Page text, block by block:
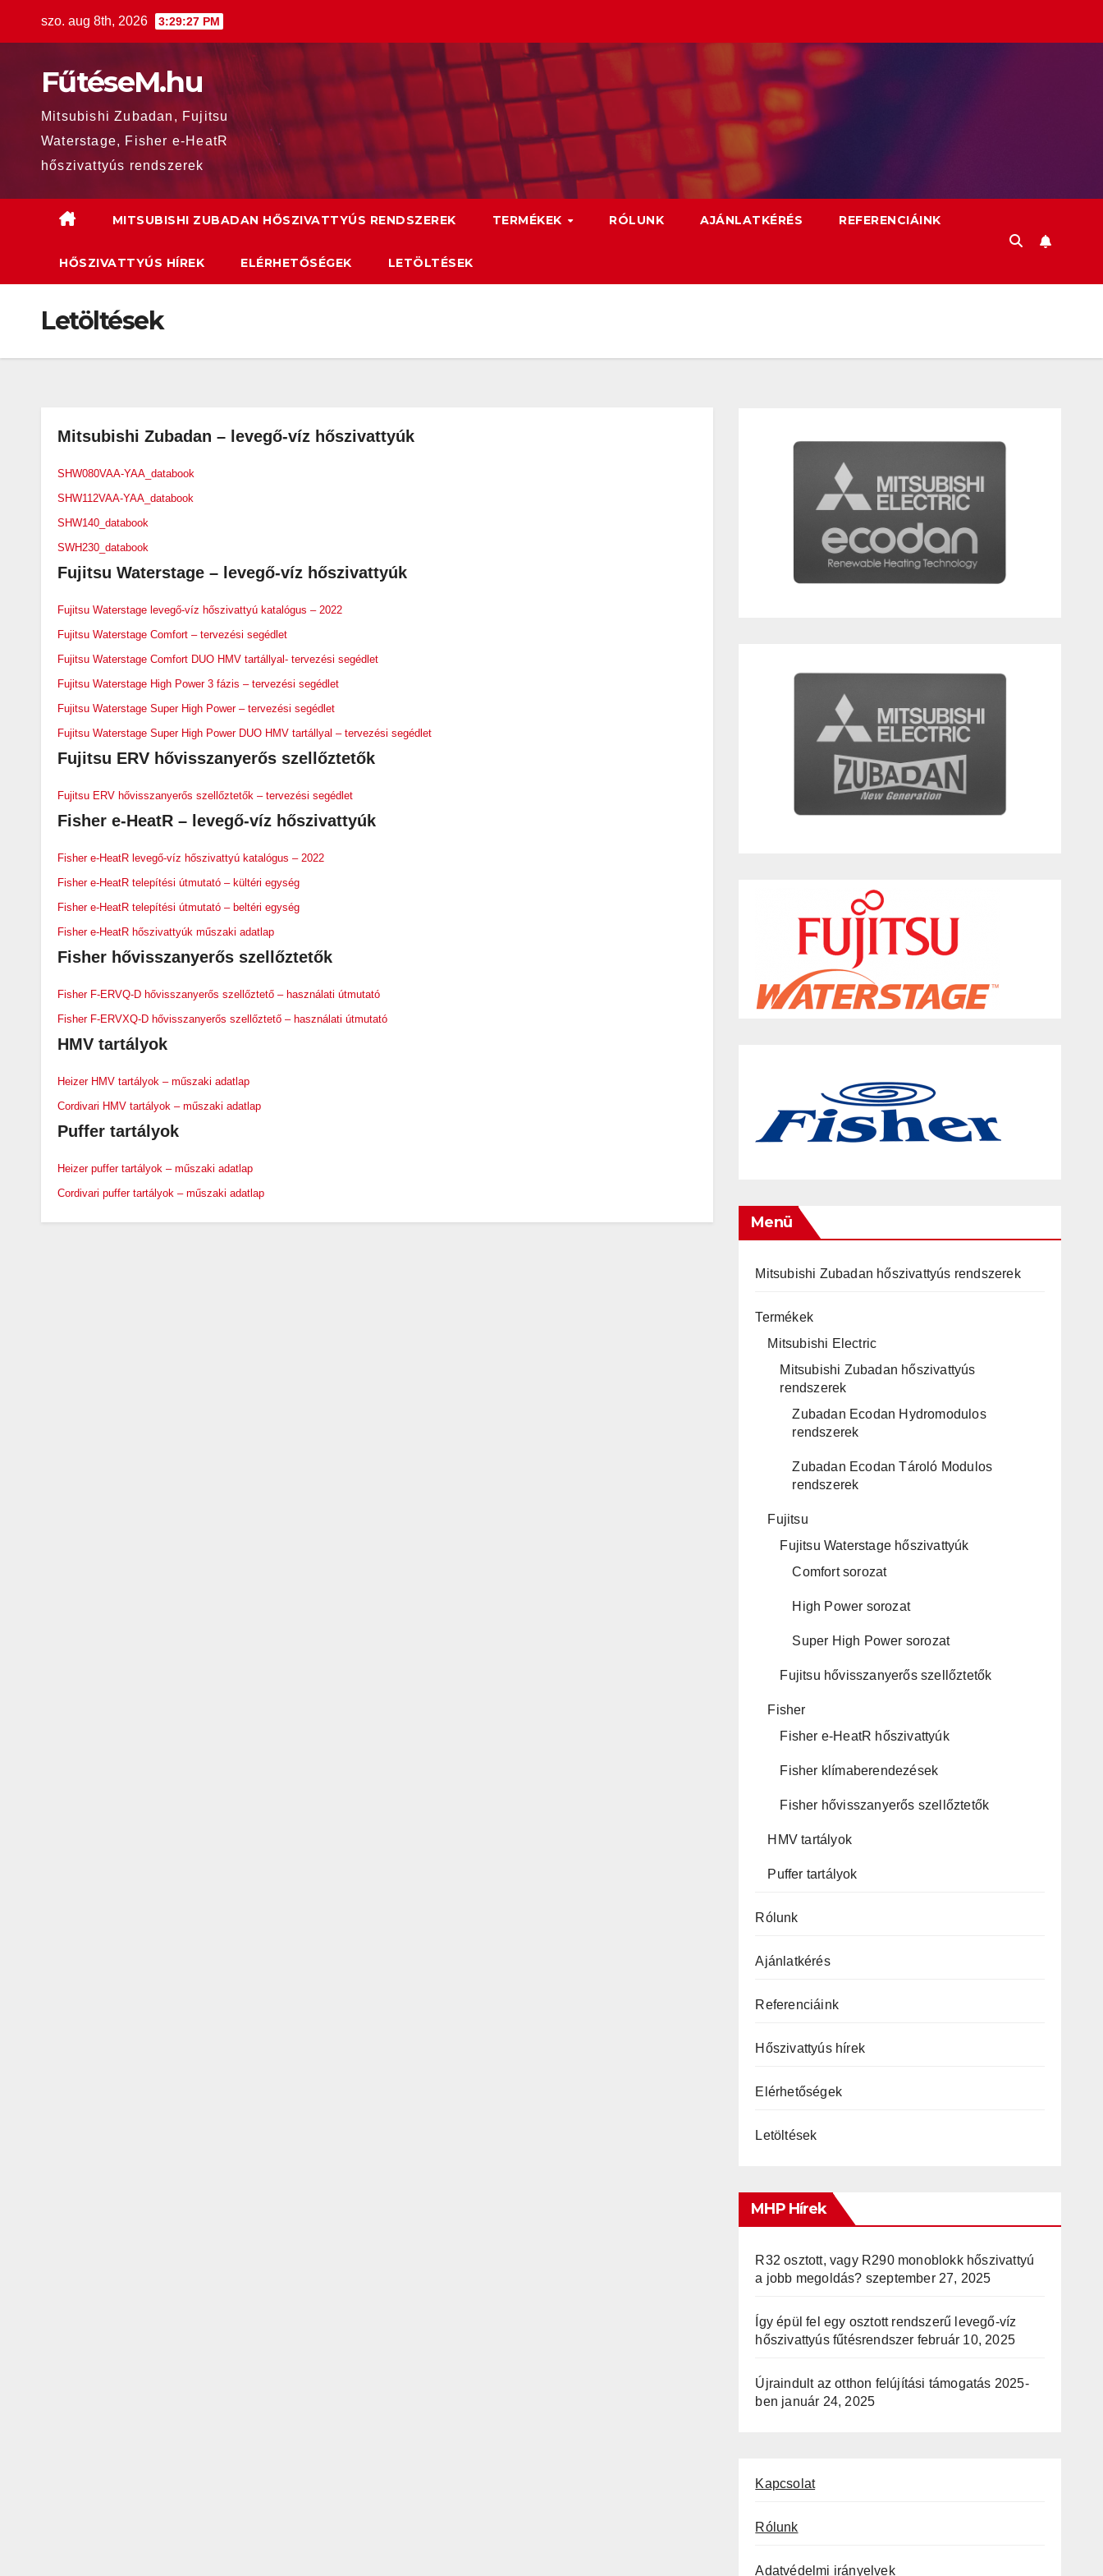
szo. aug 8th, 2026 3:29:28 PM
FűtéseM.hu
Mitsubishi Zubadan, Fujitsu
Waterstage, Fisher e-HeatR
hőszivattyús rendszerek
MITSUBISHI ZUBADAN HŐSZIVATTYÚS RENDSZEREK TERMÉKEK RÓLUNK AJÁNLATKÉRÉS REFERENCIÁINK
HŐSZIVATTYÚS HÍREK ELÉRHETŐSÉGEK LETÖLTÉSEK
Letöltések
Mitsubishi Zubadan – levegő-víz hőszivattyúk
SHW080VAA-YAA_databook
SHW112VAA-YAA_databook
SHW140_databook
SWH230_databook
Fujitsu Waterstage – levegő-víz hőszivattyúk
Fujitsu Waterstage levegő-víz hőszivattyú katalógus – 2022
Fujitsu Waterstage Comfort – tervezési segédlet
Fujitsu Waterstage Comfort DUO HMV tartállyal- tervezési segédlet
Fujitsu Waterstage High Power 3 fázis – tervezési segédlet
Fujitsu Waterstage Super High Power – tervezési segédlet
Fujitsu Waterstage Super High Power DUO HMV tartállyal – tervezési segédlet
Fujitsu ERV hővisszanyerős szellőztetők
Fujitsu ERV hővisszanyerős szellőztetők – tervezési segédlet
Fisher e-HeatR – levegő-víz hőszivattyúk
Fisher e-HeatR levegő-víz hőszivattyú katalógus – 2022
Fisher e-HeatR telepítési útmutató – kültéri egység
Fisher e-HeatR telepítési útmutató – beltéri egység
Fisher e-HeatR hőszivattyúk műszaki adatlap
Fisher hővisszanyerős szellőztetők
Fisher F-ERVQ-D hővisszanyerős szellőztető – használati útmutató
Fisher F-ERVXQ-D hővisszanyerős szellőztető – használati útmutató
HMV tartályok
Heizer HMV tartályok – műszaki adatlap
Cordivari HMV tartályok – műszaki adatlap
Puffer tartályok
Heizer puffer tartályok – műszaki adatlap
Cordivari puffer tartályok – műszaki adatlap
Menü
Mitsubishi Zubadan hőszivattyús rendszerek
Termékek
Mitsubishi Electric
Mitsubishi Zubadan hőszivattyús
rendszerek
Zubadan Ecodan Hydromodulos
rendszerek
Zubadan Ecodan Tároló Modulos
rendszerek
Fujitsu
Fujitsu Waterstage hőszivattyúk
Comfort sorozat
High Power sorozat
Super High Power sorozat
Fujitsu hővisszanyerős szellőztetők
Fisher
Fisher e-HeatR hőszivattyúk
Fisher klímaberendezések
Fisher hővisszanyerős szellőztetők
HMV tartályok
Puffer tartályok
Rólunk
Ajánlatkérés
Referenciáink
Hőszivattyús hírek
Elérhetőségek
Letöltések
MHP Hírek
R32 osztott, vagy R290 monoblokk hőszivattyú
a jobb megoldás? szeptember 27, 2025
Így épül fel egy osztott rendszerű levegő-víz
hőszivattyús fűtésrendszer február 10, 2025
Újraindult az otthon felújítási támogatás 2025-
ben január 24, 2025
Kapcsolat
Rólunk
Adatvédelmi irányelvek